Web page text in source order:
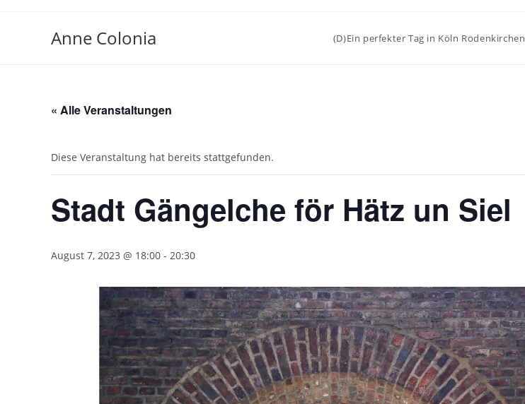
Anne Colonia (D)Ein perfekter Tag in Köln Rodenkirchen
« Alle Veranstaltungen
Diese Veranstaltung hat bereits stattgefunden.
Stadt Gängelche för Hätz un Siel
August 7, 2023 @ 18:00 - 20:30